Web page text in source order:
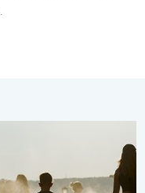
iznad